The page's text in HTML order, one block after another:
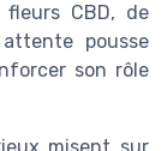
fleurs CBD, de
pousse
son rôle